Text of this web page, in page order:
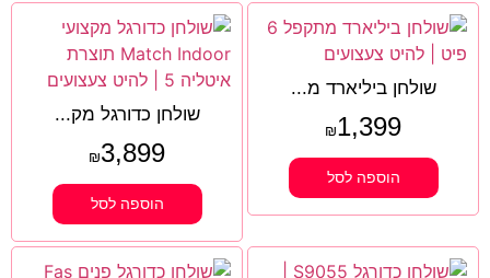
שולחן ביליארד מ...
₪1,399
הוספה לסל
שולחן כדורגל מק...
₪3,899
הוספה לסל